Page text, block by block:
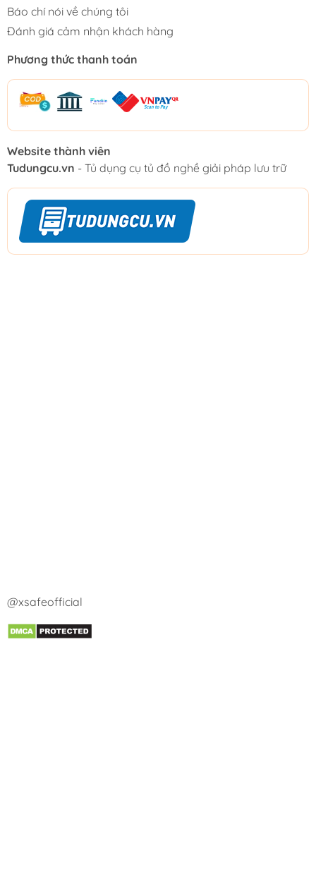
Báo chí nói về chúng tôi
Đánh giá cảm nhận khách hàng
Phương thức thanh toán
Website thành viên
Tudungcu.vn - Tủ dụng cụ tủ đồ nghề giải pháp lưu trữ
@xsafeofficial